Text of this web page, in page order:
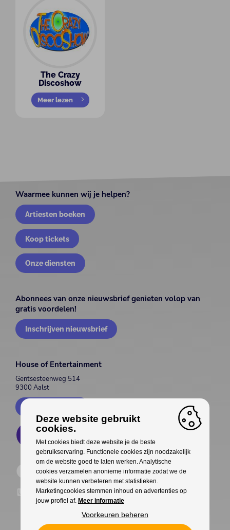
The Crazy
Discoshow
Meer lezen
Waarmee kunnen wij je helpen?
Artiesten boeken
Koop tickets
Onze diensten
Abonnees van onze nieuwsbrief genieten volop van
gratis voordelen!
Inschrijven nieuwsbrief
House of Entertainment
Gentsesteenweg 514
9300 Aalst
Deze website gebruikt
cookies.
Met cookies biedt deze website je de beste
gebruikservaring. Functionele cookies zijn noodzakelijk
om de website goed te laten werken. Analytische
cookies verzamelen anonieme informatie zodat we de
website kunnen verbeteren met statistieken.
Marketingcookies stemmen inhoud en advertenties op
jouw profiel af. Meer informatie
Voorkeuren beheren